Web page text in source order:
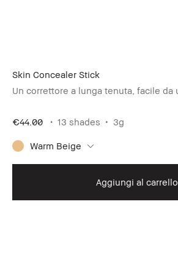
Skin Concealer Stick
Un correttore a lunga tenuta, facile da
€44.00 13 shades 3g
Warm Beige
Aggiungi al carrello